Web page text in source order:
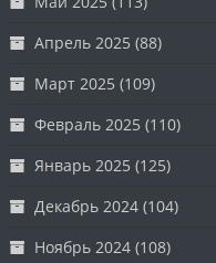
Апрель 2025 (88)
Март 2025 (109)
Февраль 2025 (110)
Январь 2025 (125)
Декабрь 2024 (104)
Ноябрь 2024 (108)